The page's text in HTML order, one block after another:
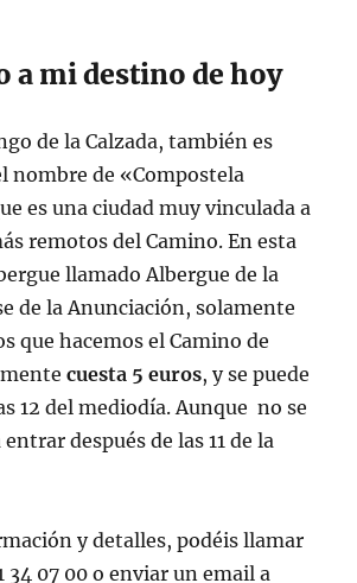
a mi destino de hoy
de la Calzada, también es
nombre de «Compostela
es una ciudad muy vinculada a
remotos del Camino. En esta
llamado Albergue de la
de la Anunciación, solamente
que hacemos el Camino de
cuesta 5 euros, y se puede
12 del mediodía. Aunque no se
después de las 11 de la
y detalles, podéis llamar
34 07 00 o enviar un email a